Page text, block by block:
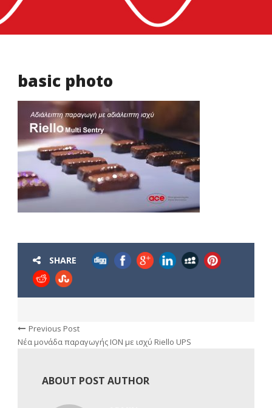
basic photo
SHARE
Previous Post
Νέα μονάδα παραγωγής ΙΟΝ με ισχύ Riello UPS
ABOUT POST AUTHOR